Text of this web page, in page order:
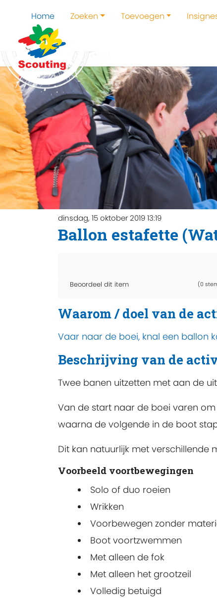
Home Zoeken Toevoegen
dinsdag, 15 oktober 2019 13:19
Ballon estafette
Beoordeel dit item (0
Waarom / doel van de
Vaar naar de boei, knal een ballon
Beschrijving van de
Twee banen uitzetten met aan de
Van de start naar de boei varen
waarna de volgende in de boot
Dit kan natuurlijk met verschillende
Voorbeeld voortbewegingen
Solo of duo roeien
Wrikken
Voorbewegen zonder
Boot voortzwemmen
Met alleen de fok
Met alleen het grootzeil
Volledig betuigd